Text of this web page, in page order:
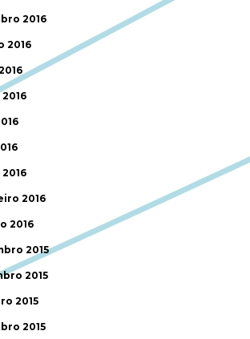
2016
2016
2016
2016
2015
2015
2015
2015